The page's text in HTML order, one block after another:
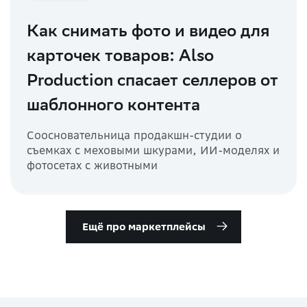
Как снимать фото и видео для
карточек товаров: Also
Production спасает селлеров от
шаблонного контента
Соосновательница продакшн-студии о
съемках с меховыми шкурами, ИИ-моделях и
фотосетах с животными
Ещё про маркетплейсы